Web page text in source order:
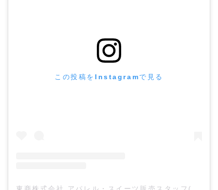
この投稿をInstagramで見る